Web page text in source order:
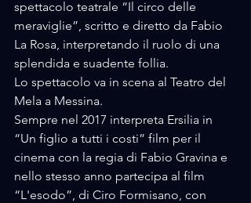
spettacolo teatrale “Il circo delle
meraviglie”, scritto e diretto da Fabio
La Rosa, interpretando il ruolo di una
splendida e suadente follia.
Lo spettacolo va in scena al Teatro del
Mela a Messina.
Sempre nel 2017 interpreta Ersilia in
“Un figlio a tutti i costi” film per il
cinema con la regia di Fabio Gravina e
nello stesso anno partecipa al film
“L'esodo”, di Ciro Formisano, con